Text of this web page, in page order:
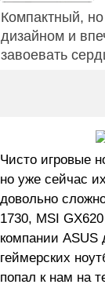
Компактный,
дизайном и
завоевать
Чисто игровые
но уже сейчас
довольно
1730, MSI
компании ASUS
геймерских
попал к нам на